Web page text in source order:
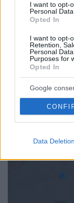
I want to opt-
Personal
Opted In
I want to opt-
Retention,
Personal
Purposes for
Opted In
Google
Data Deletion